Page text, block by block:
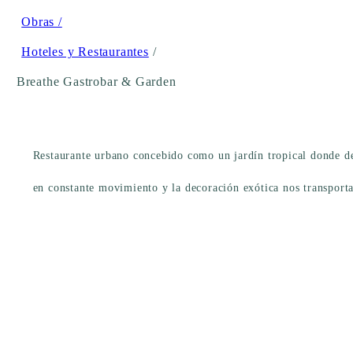
Obras /
Hoteles y Restaurantes /
Breathe Gastrobar & Garden
Restaurante urbano concebido como un jardín tropical donde
en constante movimiento y la decoración exótica nos